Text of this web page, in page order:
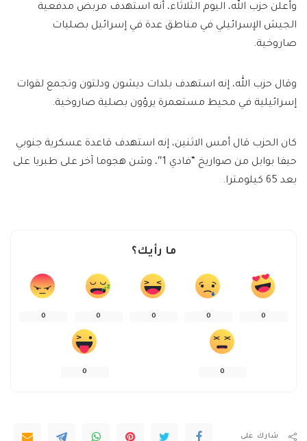
وأعلن حزب الله، اليوم الثلاثاء، أنه استهدف مربض مدفعية‌‏
الجيش الإسرائيلي في مناطق عدة في إسرائيل بصليات
صاروخية.
وقال حزب الله، إنه استهدف بلدات ديشون ودلتون وتجمع لقوات
إسرائيلية في محيط مستعمرة يرؤون بصلية صاروخية.
كان الحزب قال أمس الاثنين، إنه استهدف قاعدة عسكرية جنوبي
حيفا بوابل من صواريخ “فادي 1″، وشن هجوما آخر على طبريا على
بعد 65 كيلومترا.
ما رأيك؟
0
0
0
0
0
0
0
شارك على